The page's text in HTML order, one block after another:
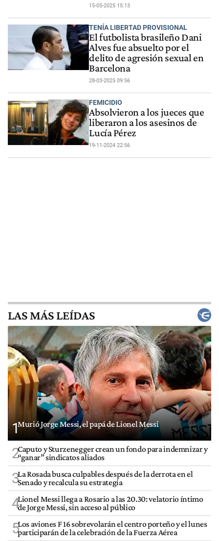
15-05-2025 15:13
TENÍA LIBERTAD PROVISIONAL
El futbolista brasileño Dani
Alves fue absuelto por el
delito de agresión sexual en
Barcelona
28-03-2025 09:56
FEMICIDIO
Absolvieron a los jueces que
liberaron a los asesinos de
Lucía Pérez
19-11-2024 22:56
LAS MÁS LEÍDAS
1Murió Jorge Messi, el papá de Lionel Messi
2Caputo y Sturzenegger crean un fondo para indemnizar y
“ganar” sindicatos aliados
3La Rosada busca culpables después de la derrota en el
Senado y recalcula su estrategia
4Lionel Messi llega a Rosario a las 20.30: velatorio íntimo
de Jorge Messi, sin acceso al público
5Los aviones F 16 sobrevolarán el centro porteño y el lunes
participarán de la celebración de la Fuerza Aérea